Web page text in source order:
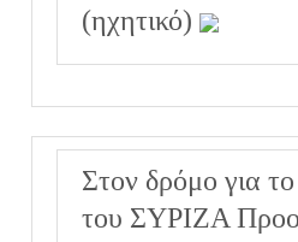
(ηχητικό)
Στον δρόμο για
του ΣΥΡΙΖΑ